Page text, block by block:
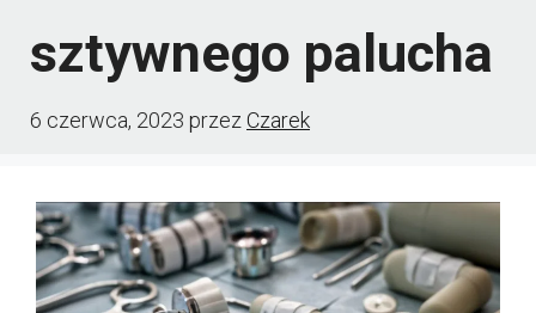
sztywnego palucha
6 czerwca, 2023 przez Czarek